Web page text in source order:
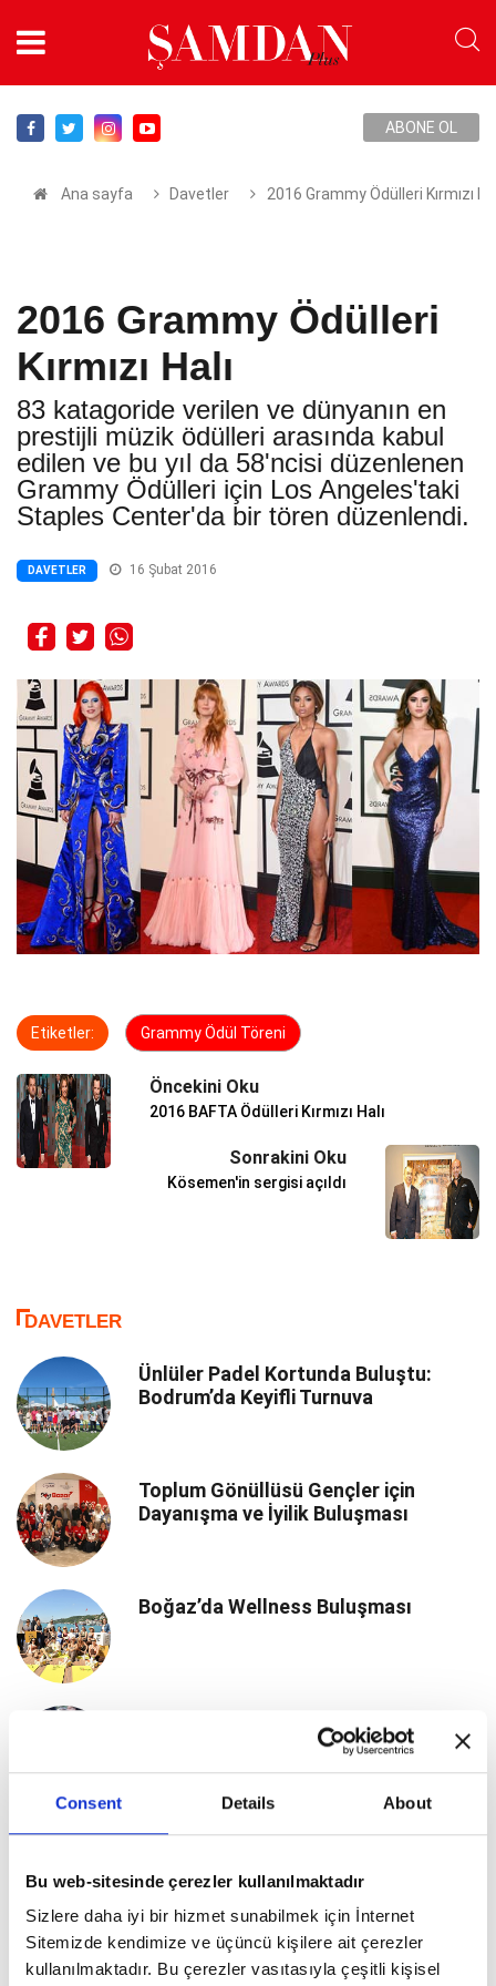
Consent Details About
Bu web-sitesinde çerezler kullanılmaktadır
Sizlere daha iyi bir hizmet sunabilmek için İnternet
Sitemizde kendimize ve üçüncü kişilere ait çerezler
kullanılmaktadır. Bu çerezler vasıtasıyla çeşitli kişisel
ABONE OL
Ana sayfa Davetler 2016 Grammy Ödülleri Kırmızı
2016 Grammy Ödülleri
Kırmızı Halı
83 katagoride verilen ve dünyanın en
prestijli müzik ödülleri arasında kabul
edilen ve bu yıl da 58'ncisi düzenlenen
Grammy Ödülleri için Los Angeles'taki
Staples Center'da bir tören düzenlendi.
DAVETLER 16 Şubat 2016
Etiketler: Grammy Ödül Töreni
Öncekini Oku
2016 BAFTA Ödülleri Kırmızı Halı
Sonrakini Oku
Kösemen'in sergisi açıldı
DAVETLER
Ünlüler Padel Kortunda Buluştu:
Bodrum’da Keyifli Turnuva
Toplum Gönüllüsü Gençler için
Dayanışma ve İyilik Buluşması
Boğaz’da Wellness Buluşması
Cannes’ta Türk Oyuncuların Zarif
Cannes’da Türk Yıldızların Işıltısı
Yeni Nesil Seyahat Deneyimi